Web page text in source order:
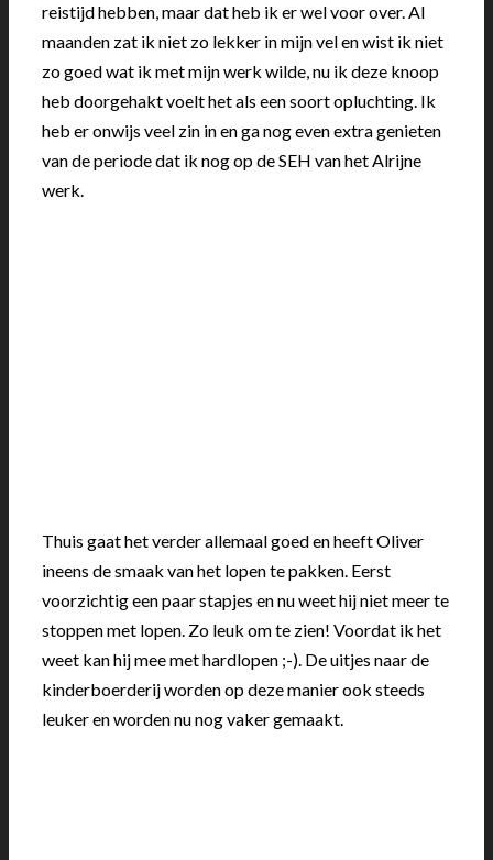
reistijd hebben, maar dat heb ik er wel voor over. Al
maanden zat ik niet zo lekker in mijn vel en wist ik niet
zo goed wat ik met mijn werk wilde, nu ik deze knoop
heb doorgehakt voelt het als een soort opluchting. Ik
heb er onwijs veel zin in en ga nog even extra genieten
van de periode dat ik nog op de SEH van het Alrijne
werk.
Thuis gaat het verder allemaal goed en heeft Oliver
ineens de smaak van het lopen te pakken. Eerst
voorzichtig een paar stapjes en nu weet hij niet meer te
stoppen met lopen. Zo leuk om te zien! Voordat ik het
weet kan hij mee met hardlopen ;-). De uitjes naar de
kinderboerderij worden op deze manier ook steeds
leuker en worden nu nog vaker gemaakt.